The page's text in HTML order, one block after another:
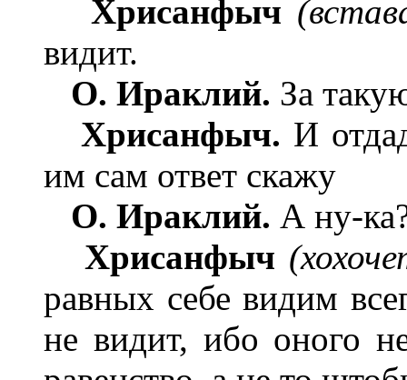
Хрисанфыч
видит.
О. Ираклий. За
Хрисанфыч. И
им сам ответ скажу
О. Ираклий. А ну-
Хрисанфыч
равных себе видим
не видит, ибо оного